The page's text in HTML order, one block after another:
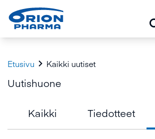
Etusivu  Kaikki uutiset
Uutishuone
Kaikki Tiedotteet